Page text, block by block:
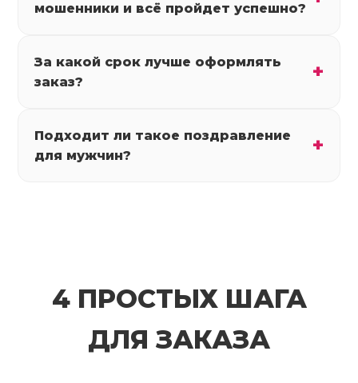
мошенники и всё пройдет успешно?
За какой срок лучше оформлять
заказ?
Подходит ли такое поздравление
для мужчин?
4 ПРОСТЫХ ШАГА
ДЛЯ ЗАКАЗА